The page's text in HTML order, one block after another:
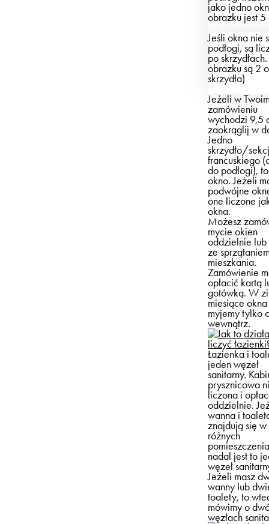
jako jedno
obrazku jest 5
Jeśli okna nie
podłogi, są
po
obrazku są 2
skrzydła)
Jeżeli w
zamówieniu
wychodzi 9,5
zaokrąglij w
Jedno
skrzydło/
francuskiego
do podłogi),
okno. Jeżeli
podwójne
one liczone
okna.
Możesz
mycie okien
oddzielnie lub
ze
mieszkania.
Zamówienie
opłacić kartą
gotówką. W
miesiące okna
myjemy tylko
wewnątrz.
liczyć
Łazienka i
jeden węzeł
sanitarny.
prysznicowa
liczona i
oddzielnie.
wanna i
znajdują się w
różnych
nadal jest to
węzeł
Jeżeli masz
wanny lub
toalety, to
mówimy o
węzłach